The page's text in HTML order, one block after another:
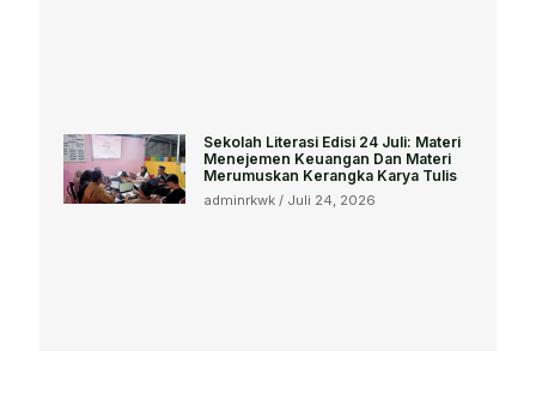
Sekolah Literasi Edisi 24 Juli: Materi
Menejemen Keuangan Dan Materi
Merumuskan Kerangka Karya Tulis
adminrkwk Juli 24, 2026